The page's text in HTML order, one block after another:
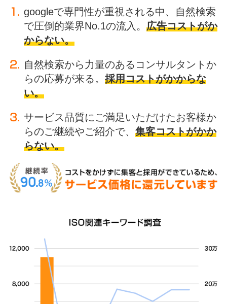
googleで専門性が重視される中、自然検索
で圧倒的業界No.1の流入。 広告コストがか
からない。
自然検索から力量のあるコンサルタントか
らの応募が来る。 採用コストがかからな
い。
サービス品質にご満足いただけたお客様か
らのご継続やご紹介で、 集客コストがかか
らない。